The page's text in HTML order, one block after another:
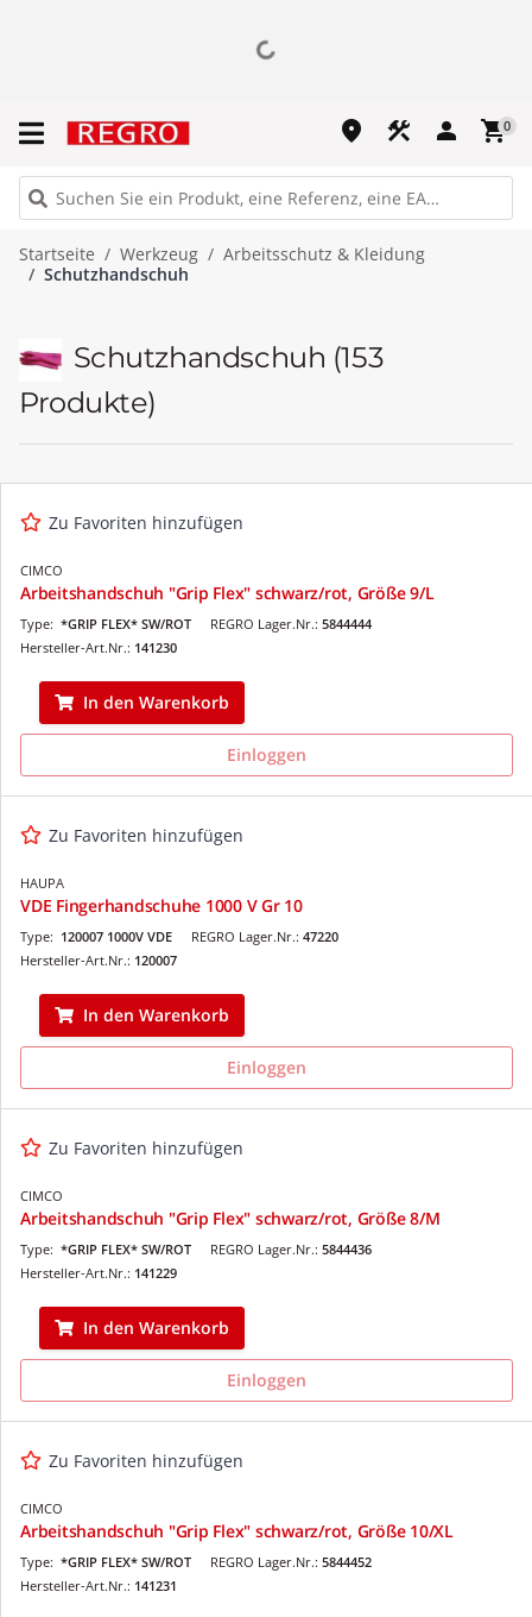
place construction person shopping_cart0
Startseite Werkzeug
Arbeitsschutz & Kleidung
Schutzhandschuh
Schutzhandschuh (153
Produkte)
Zu Favoriten hinzufügen
CIMCO
Arbeitshandschuh "Grip Flex" schwarz/rot, Größe 9/L
REGRO Lager.Nr.: 5844444
Type: *GRIP FLEX* SW/ROT
Hersteller-Art.Nr.: 141230
In den Warenkorb
Einloggen
Zu Favoriten hinzufügen
HAUPA
VDE Fingerhandschuhe 1000 V Gr 10
REGRO Lager.Nr.: 47220
Type: 120007 1000V VDE
Hersteller-Art.Nr.: 120007
In den Warenkorb
Einloggen
Zu Favoriten hinzufügen
CIMCO
Arbeitshandschuh "Grip Flex" schwarz/rot, Größe 8/M
REGRO Lager.Nr.: 5844436
Type: *GRIP FLEX* SW/ROT
Hersteller-Art.Nr.: 141229
In den Warenkorb
Einloggen
Zu Favoriten hinzufügen
CIMCO
Arbeitshandschuh "Grip Flex" schwarz/rot, Größe 10/XL
REGRO Lager.Nr.: 5844452
Type: *GRIP FLEX* SW/ROT
Hersteller-Art.Nr.: 141231